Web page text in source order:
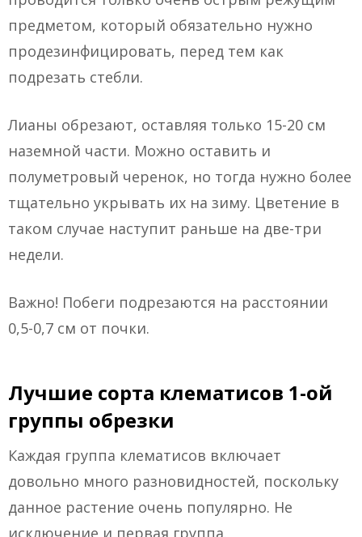
предметом, который обязательно нужно
продезинфицировать, перед тем как
подрезать стебли.
Лианы обрезают, оставляя только 15-20 см
наземной части. Можно оставить и
полуметровый черенок, но тогда нужно более
тщательно укрывать их на зиму. Цветение в
таком случае наступит раньше на две-три
недели.
Важно! Побеги подрезаются на расстоянии
0,5-0,7 см от почки.
Лучшие сорта клематисов 1-ой
группы обрезки
Каждая группа клематисов включает
довольно много разновидностей, поскольку
данное растение очень популярно. Не